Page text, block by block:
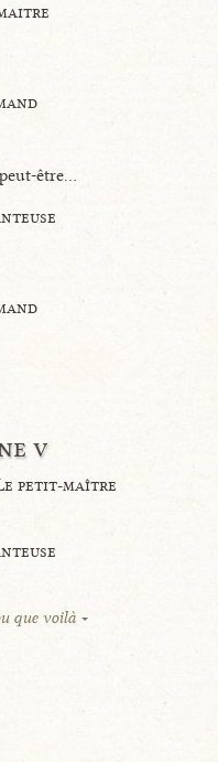
être...
v
petit-maître
que voilà